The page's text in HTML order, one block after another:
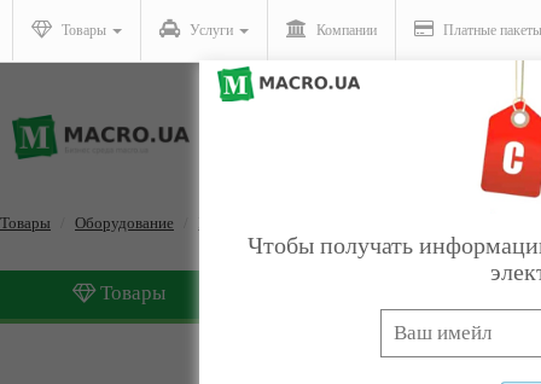
Товары Услуги Компании Платные пакеты
Товары Оборудование
Товары
Полиграфическое
Чтобы получать